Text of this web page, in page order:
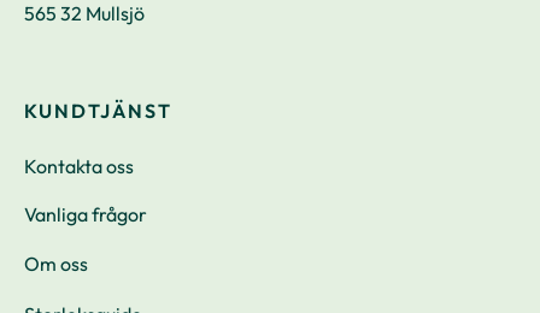
565 32 Mullsjö
KUNDTJÄNST
Kontakta oss
Vanliga frågor
Om oss